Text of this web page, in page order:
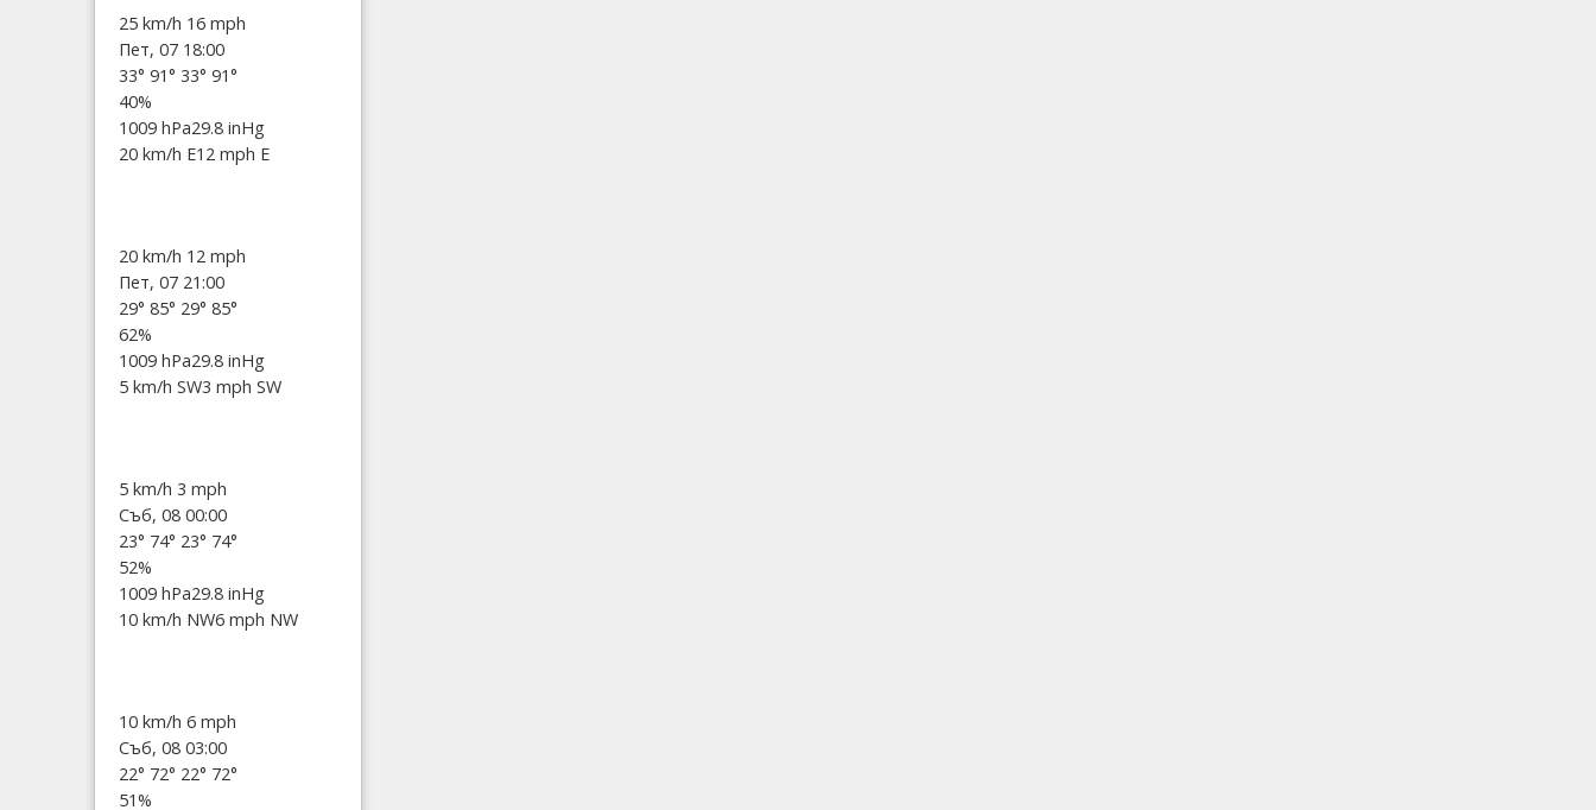
25 km/h 16 mph
Пет, 07 18:00
33° 91° 33° 91°
40%
1009 hPa29.8 inHg
20 km/h E12 mph E
20 km/h 12 mph
Пет, 07 21:00
29° 85° 29° 85°
62%
1009 hPa29.8 inHg
5 km/h SW3 mph SW
5 km/h 3 mph
Съб, 08 00:00
23° 74° 23° 74°
52%
1009 hPa29.8 inHg
10 km/h NW6 mph NW
10 km/h 6 mph
Съб, 08 03:00
22° 72° 22° 72°
51%